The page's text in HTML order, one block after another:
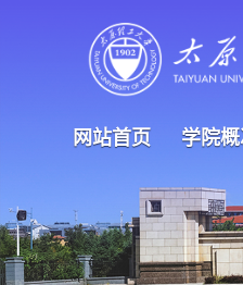
网站首页 学院